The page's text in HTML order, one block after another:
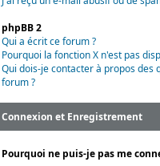
phpBB 2
Qui a écrit ce forum ?
Pourquoi la fonction X n'est pas
Qui dois-je contacter à propos
forum ?
Connexion et Enregistrement
Pourquoi ne puis-je pas me